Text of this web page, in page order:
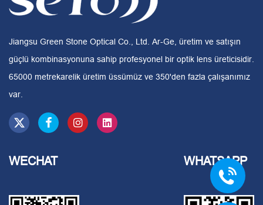
Jiangsu Green Stone Optical Co., Ltd. Ar-Ge, üretim ve satışın
güçlü kombinasyonuna sahip profesyonel bir optik lens üreticisidir.
65000 metrekarelik üretim üssümüz ve 350'den fazla çalışanımız
var.
WECHAT WHATSAPP